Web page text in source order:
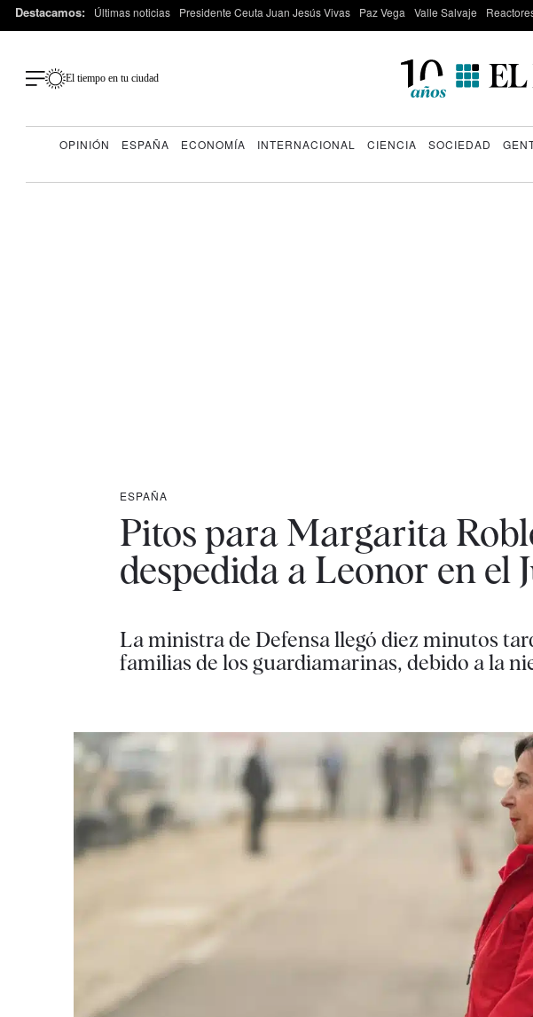
Destacamos: Últimas noticias Presidente Ceuta Juan Jesús Vivas Paz Vega Valle Salvaje
El tiempo en tu ciudad
OPINIÓN ESPAÑA ECONOMÍA INTERNACIONAL CIENCIA SOCIEDAD
ESPAÑA
Pitos para Margarita
despedida a Leonor en el
La ministra de Defensa llegó diez minutos
familias de los guardiamarinas, debido a la